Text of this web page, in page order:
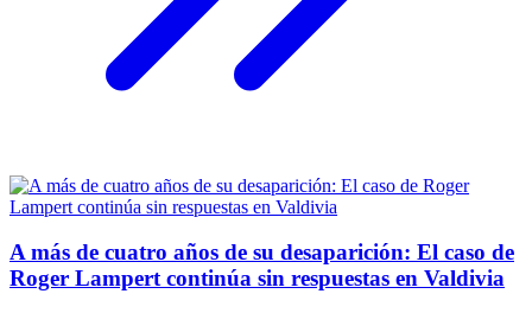
A más de cuatro años de su desaparición: El caso de
Roger Lampert continúa sin respuestas en Valdivia